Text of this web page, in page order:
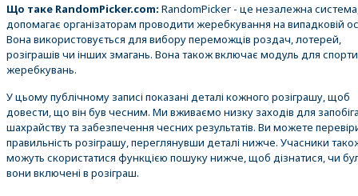
Що таке RandomPicker.com: RandomPicker - це незалежна
допомагає організаторам проводити жеребкування на випадковій
Вона використовується для вибору переможців роздач, лотерей,
розіграшів чи інших змагань. Вона також включає модуль для
жеребкувань.
У цьому публічному записі показані деталі кожного розіграшу, щоб
довести, що він був чесним. Ми вживаємо низку заходів для
шахрайству та забезпечення чесних результатів. Ви можете
правильність розіграшу, переглянувши деталі нижче. Учасники
можуть скористатися функцією пошуку нижче, щоб дізнатися, чи
вони включені в розіграш.